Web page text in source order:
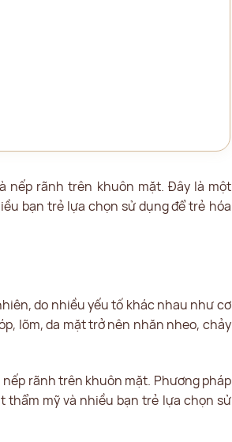
nếp rãnh trên khuôn mặt. Đây là một
bạn trẻ lựa chọn sử dụng để trẻ hóa
do nhiều yếu tố khác nhau như cơ
lõm, da mặt trở nên nhăn nheo, chảy
rãnh trên khuôn mặt. Phương pháp
thẩm mỹ và nhiều bạn trẻ lựa chọn sử